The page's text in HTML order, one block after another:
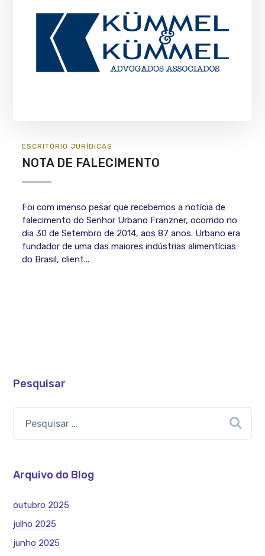
ESCRITÓRIO JURÍ­DICAS
NOTA DE FALECIMENTO
Foi com imenso pesar que recebemos a notícia de
falecimento do Senhor Urbano Franzner, ocorrido no
dia 30 de Setembro de 2014, aos 87 anos. Urbano era
fundador de uma das maiores indústrias alimentícias
do Brasil, client...
Pesquisar
Arquivo do Blog
outubro 2025
julho 2025
junho 2025